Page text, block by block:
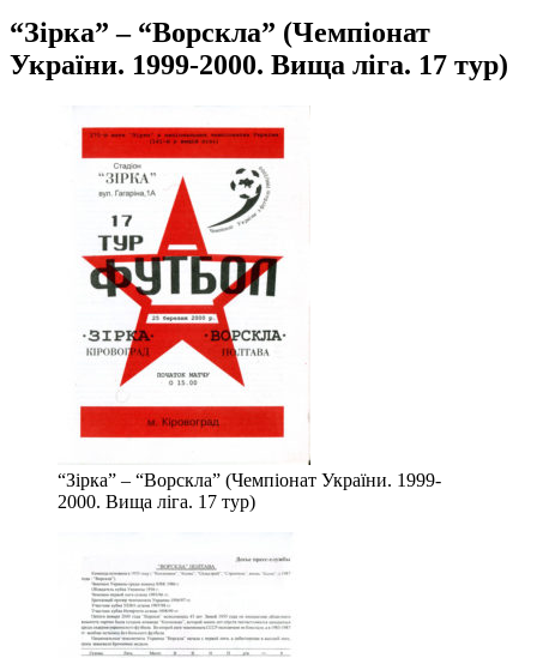
“Зірка” – “Ворскла” (Чемпіонат
України. 1999-2000. Вища ліга. 17 тур)
“Зірка” – “Ворскла” (Чемпіонат України. 1999-
2000. Вища ліга. 17 тур)